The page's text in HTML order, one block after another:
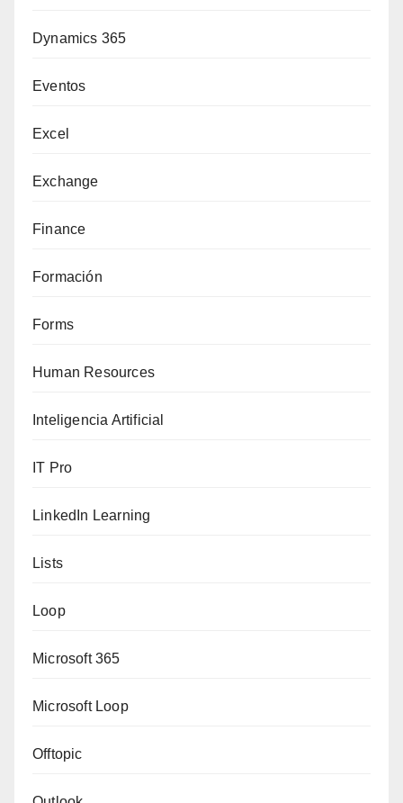
Dynamics 365
Eventos
Excel
Exchange
Finance
Formación
Forms
Human Resources
Inteligencia Artificial
IT Pro
LinkedIn Learning
Lists
Loop
Microsoft 365
Microsoft Loop
Offtopic